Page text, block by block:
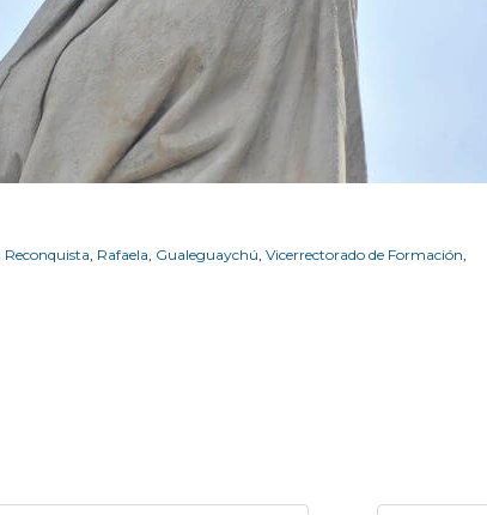
Reconquista, Rafaela, Gualeguaychú, Vicerrectorado de Formación,